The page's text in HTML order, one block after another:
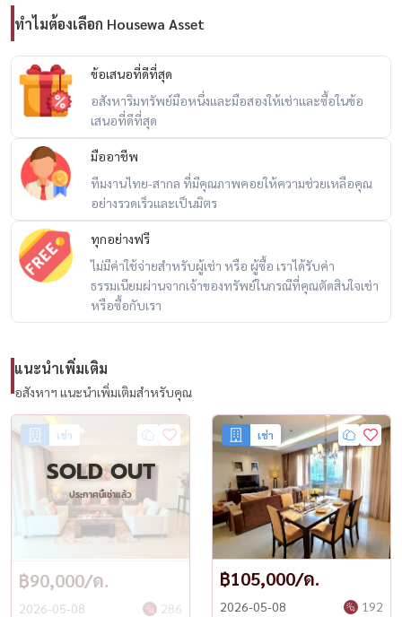
LINE: @housewa
Email:
Website: www.housewathailand.com
Facebook: Housewa Asset
#HousewaThailand #ServiceApartmentBangkok #Sukhumvit39
#PiyathipPlace #LuxuryRentalBKK #租房曼谷 #素坤逸出租
ทำไมต้องเลือก Housewa Asset
ข้อเสนอที่ดีที่สุด
อสังหาริมทรัพย์มือหนึ่งและมือสองให้เช่าและซื้อในข้อ
เสนอที่ดีที่สุด
มืออาชีพ
ทีมงานไทย-สากล ที่มีคุณภาพคอยให้ความช่วยเหลือคุณ
อย่างรวดเร็วและเป็นมิตร
ทุกอย่างฟรี
ไม่มีค่าใช้จ่ายสำหรับผู้เช่า หรือ ผู้ซื้อ เราได้รับค่า
ธรรมเนียมผ่านจากเจ้าของทรัพย์ในกรณีที่คุณตัดสินใจเช่า
หรือซื้อกับเรา
แนะนำเพิ่มเติม
อสังหาฯ แนะนำเพิ่มเติมสำหรับคุณ
เช่า
SOLD OUT
ประกาศนี้เช่าแล้ว
฿90,000/ด.
2026-05-08 286
เช่า
฿105,000/ด.
2026-05-08 192